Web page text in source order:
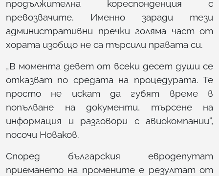
продължителна кореспонденция с
превозвачите. Именно заради тези
административни пречки голяма част от
хората изобщо не са търсили правата си.
„В момента девет от всеки десет души се
отказват по средата на процедурата. Те
просто не искат да губят време в
попълване на документи, търсене на
информация и разговори с авиокомпании“,
посочи Новаков.
Според българския евродепутат
приемането на промените е резултат от